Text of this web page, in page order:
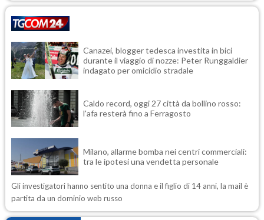
Canazei, blogger tedesca investita in bici
durante il viaggio di nozze: Peter Runggaldier
indagato per omicidio stradale
Caldo record, oggi 27 città da bollino rosso:
l'afa resterà fino a Ferragosto
Milano, allarme bomba nei centri commerciali:
tra le ipotesi una vendetta personale
Gli investigatori hanno sentito una donna e il figlio di 14 anni, la mail è
partita da un dominio web russo